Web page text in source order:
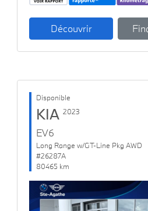
Découvrir
Disponible
KIA 2023
EV6
Long Range w/GT-Line Pkg AWD
#26287A
80465 km